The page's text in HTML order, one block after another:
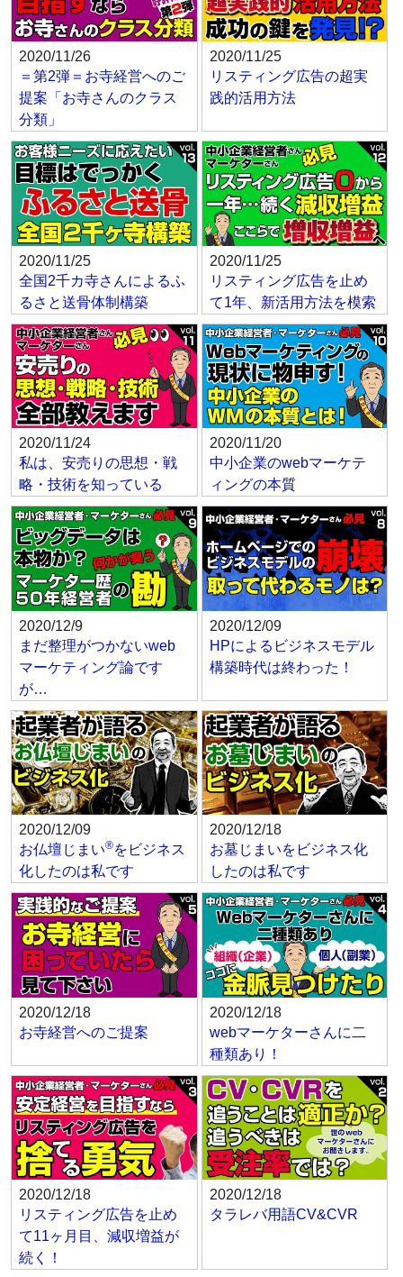
2020/11/26
＝第2弾＝お寺経営へのご
提案「お寺さんのクラス
分類」
2020/11/25
リスティング広告の超実
践的活用方法
2020/11/25
全国2千カ寺さんによるふ
るさと送骨体制構築
2020/11/25
リスティング広告を止め
て1年、新活用方法を模索
2020/11/24
私は、安売りの思想・戦
略・技術を知っている
2020/11/20
中小企業のwebマーケテ
ィングの本質
2020/12/9
まだ整理がつかないweb
マーケティング論です
が…
2020/12/09
HPによるビジネスモデル
構築時代は終わった！
2020/12/09
お仏壇じまい®をビジネス
化したのは私です
2020/12/18
お墓じまいをビジネス化
したのは私です
2020/12/18
お寺経営へのご提案
2020/12/18
webマーケターさんに二
種類あり！
2020/12/18
リスティング広告を止め
て11ヶ月目、減収増益が
続く！
2020/12/18
タラレバ用語CV&CVR